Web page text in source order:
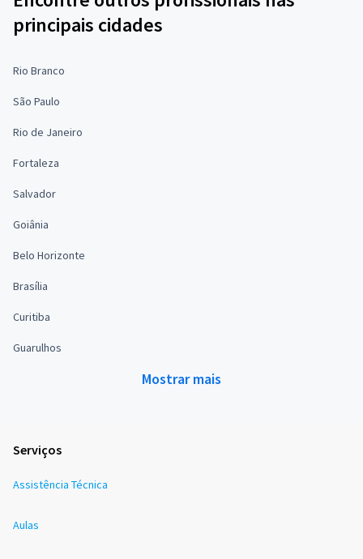
principais cidades
Rio Branco
São Paulo
Rio de Janeiro
Fortaleza
Salvador
Goiânia
Belo Horizonte
Brasília
Curitiba
Guarulhos
Mostrar mais
Serviços
Assistência Técnica
Aulas